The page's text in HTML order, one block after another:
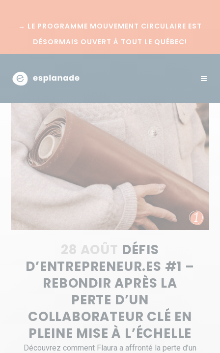
→ LE PROGRAMME MOUVEMENT CIRCULAIRE EST
DÉSORMAIS OUVERT À TOUT LE QUÉBEC!
28 AOÛT DÉFIS
D’ENTREPRENEUR.ES #1 –
REBONDIR APRÈS LA
PERTE D’UN
COLLABORATEUR CLÉ EN
PLEINE MISE À L’ÉCHELLE
Découvrez comment Flaura a affronté la perte d’un